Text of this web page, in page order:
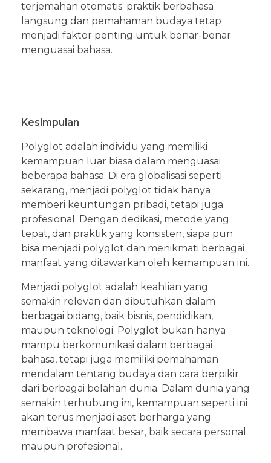
terjemahan otomatis; praktik berbahasa
langsung dan pemahaman budaya tetap
menjadi faktor penting untuk benar-benar
menguasai bahasa.
Kesimpulan
Polyglot adalah individu yang memiliki
kemampuan luar biasa dalam menguasai
beberapa bahasa. Di era globalisasi seperti
sekarang, menjadi polyglot tidak hanya
memberi keuntungan pribadi, tetapi juga
profesional. Dengan dedikasi, metode yang
tepat, dan praktik yang konsisten, siapa pun
bisa menjadi polyglot dan menikmati berbagai
manfaat yang ditawarkan oleh kemampuan ini.
Menjadi polyglot adalah keahlian yang
semakin relevan dan dibutuhkan dalam
berbagai bidang, baik bisnis, pendidikan,
maupun teknologi. Polyglot bukan hanya
mampu berkomunikasi dalam berbagai
bahasa, tetapi juga memiliki pemahaman
mendalam tentang budaya dan cara berpikir
dari berbagai belahan dunia. Dalam dunia yang
semakin terhubung ini, kemampuan seperti ini
akan terus menjadi aset berharga yang
membawa manfaat besar, baik secara personal
maupun profesional.